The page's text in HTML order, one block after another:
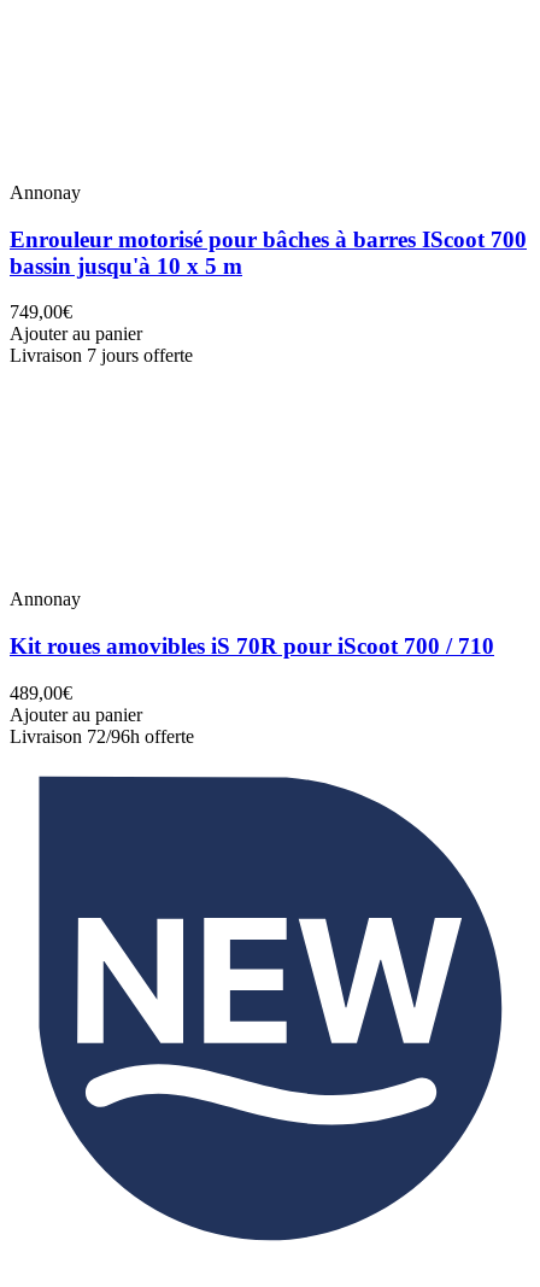
Annonay
Enrouleur motorisé pour bâches à barres IScoot 700
bassin jusqu'à 10 x 5 m
749,00€
Ajouter au panier
Livraison 7 jours offerte
Annonay
Kit roues amovibles iS 70R pour iScoot 700 / 710
489,00€
Ajouter au panier
Livraison 72/96h offerte